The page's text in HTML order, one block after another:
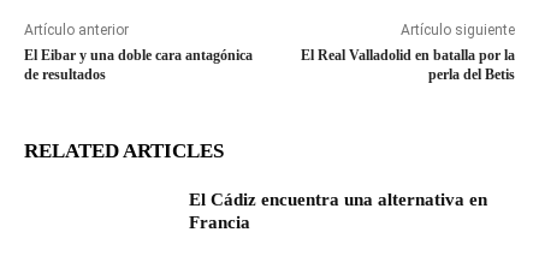
Artículo anterior
El Eibar y una doble cara antagónica
de resultados
Artículo siguiente
El Real Valladolid en batalla por la
perla del Betis
RELATED ARTICLES
El Cádiz encuentra una alternativa en
Francia